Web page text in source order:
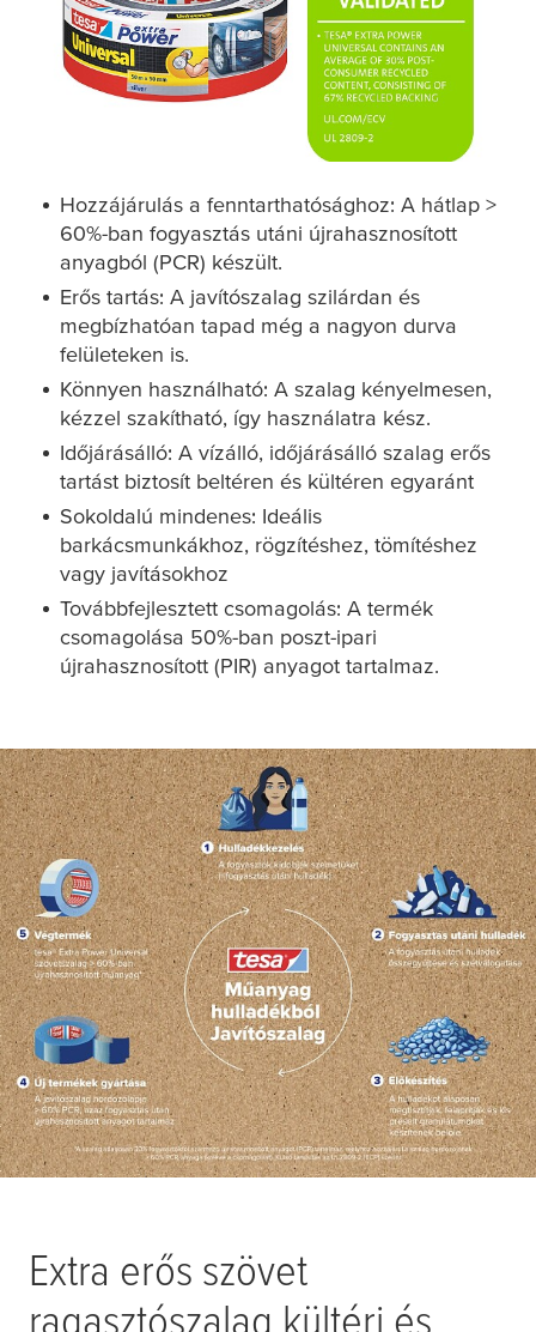
Hozzájárulás a fenntarthatósághoz: A hátlap >
60%-ban fogyasztás utáni újrahasznosított
anyagból (PCR) készült.
Erős tartás: A javítószalag szilárdan és
megbízhatóan tapad még a nagyon durva
felületeken is.
Könnyen használható: A szalag kényelmesen,
kézzel szakítható, így használatra kész.
Időjárásálló: A vízálló, időjárásálló szalag erős
tartást biztosít beltéren és kültéren egyaránt
Sokoldalú mindenes: Ideális
barkácsmunkákhoz, rögzítéshez, tömítéshez
vagy javításokhoz
Továbbfejlesztett csomagolás: A termék
csomagolása 50%-ban poszt-ipari
újrahasznosított (PIR) anyagot tartalmaz.
Extra erős szövet
ragasztószalag kültéri és